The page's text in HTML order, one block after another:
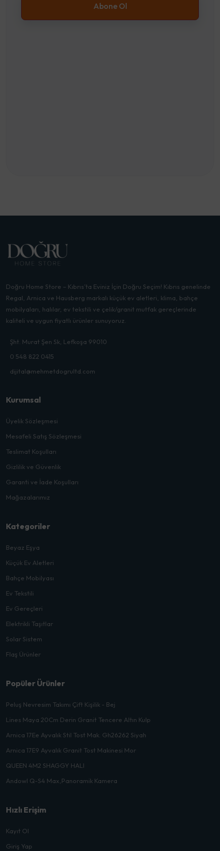
Abone Ol
Doğru Home Store – Kıbrıs’ta Eviniz İçin Doğru Seçim! Kıbrıs genelinde
Regal, Arnica ve Hausberg markalı küçük ev aletleri, klima, bahçe
mobilyaları, halılar, ev tekstili ve çelik/granit mutfak gereçlerinde
kaliteli ve uygun fiyatlı ürünler sunuyoruz.
Şht. Murat Şen Sk, Lefkoşa 99010
0 548 822 0415
dijital@mehmetdogrultd.com
Kurumsal
Üyelik Sözleşmesi
Mesafeli Satış Sözleşmesi
Teslimat Koşulları
Gizlilik ve Güvenlik
Garanti ve İade Koşulları
Mağazalarımız
Kategoriler
Beyaz Eşya
Küçük Ev Aletleri
Bahçe Mobilyası
Ev Tekstili
Ev Gereçleri
Elektrikli Taşıtlar
Solar Sistem
Flaş Ürünler
Popüler Ürünler
Peluş Nevresim Takımı Çift Kişilik - Bej
Lines Maya 20Cm Derin Granit Tencere Altın Kulp
Arnica 17Ee Ayvalık Stil Tost Mak. Gh26262 Siyah
Arnica 17E9 Ayvalık Granit Tost Makinesi Mor
QUEEN 4M2 SHAGGY HALI
Andowl Q-S4 Max,Panoramik Kamera
Hızlı Erişim
Kayıt Ol
Giriş Yap